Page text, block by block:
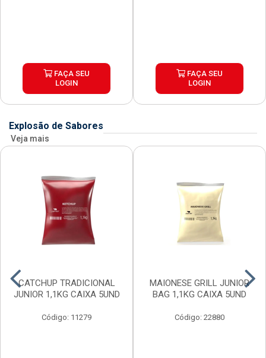
FAÇA SEU
LOGIN
FAÇA SEU
LOGIN
Explosão de Sabores
Veja mais
CATCHUP TRADICIONAL
JUNIOR 1,1KG CAIXA 5UND
Código: 11279
MAIONESE GRILL JUNIOR
BAG 1,1KG CAIXA 5UND
Código: 22880